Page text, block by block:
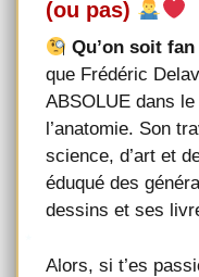
(ou pas)
Qu’on soit
que Frédéric
ABSOLUE dans
l’anatomie. Son
science, d’art et
éduqué des
dessins et ses
Alors, si t’es